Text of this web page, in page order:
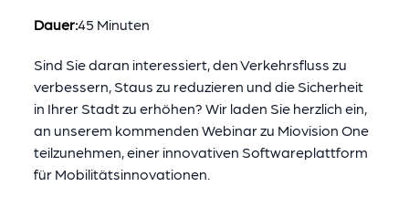
Dauer:45 Minuten
Sind Sie daran interessiert, den Verkehrsfluss zu
verbessern, Staus zu reduzieren und die Sicherheit
in Ihrer Stadt zu erhöhen? Wir laden Sie herzlich ein,
an unserem kommenden Webinar zu Miovision One
teilzunehmen, einer innovativen Softwareplattform
für Mobilitätsinnovationen.